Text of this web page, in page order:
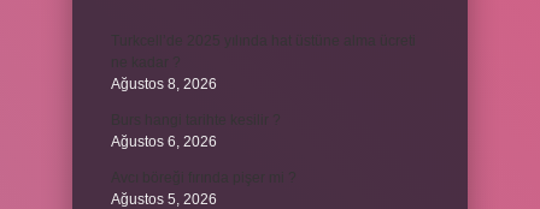
Turkcell’de 2025 yılında hat üstüne alma ücreti
Ağustos 8, 2026
Ağustos 6, 2026
Ağustos 5, 2026